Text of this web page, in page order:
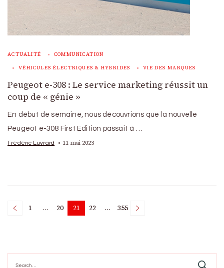
ACTUALITÉ COMMUNICATION
VÉHICULES ÉLECTRIQUES & HYBRIDES VIE DES MARQUES
Peugeot e-308 : Le service marketing réussit un
coup de « génie »
En début de semaine, nous découvrions que la nouvelle
Peugeot e-308 First Edition passait à …
Frédéric Euvrard 11 mai 2023
Posts
Page
1 … Page
20 Page
21 Page
22 … Page
355
for: